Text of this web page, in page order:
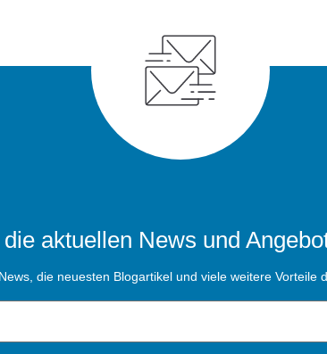
aktuellen News und
die neuesten Blogartikel und viele weitere Vorteile